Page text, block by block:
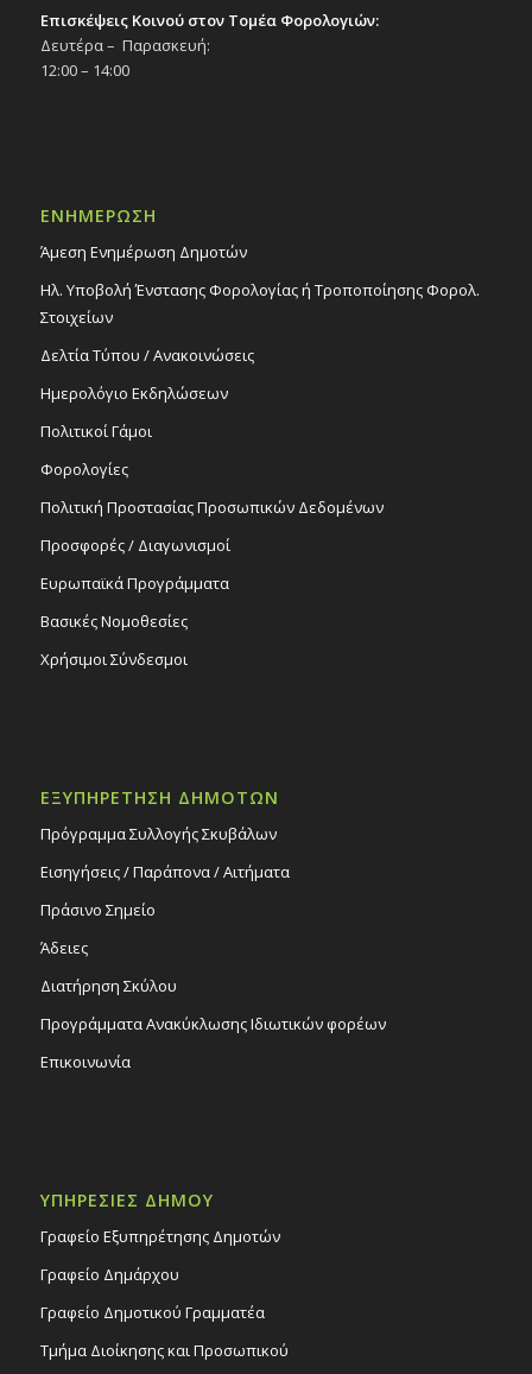
Επισκέψεις Κοινού στον Τομέα Φορολογιών:
Δευτέρα – Παρασκευή:
12:00 – 14:00
ΕΝΗΜΕΡΩΣΗ
Άμεση Ενημέρωση Δημοτών
Ηλ. Υποβολή Ένστασης Φορολογίας ή Τροποποίησης Φορολ.
Στοιχείων
Δελτία Τύπου / Ανακοινώσεις
Ημερολόγιο Εκδηλώσεων
Πολιτικοί Γάμοι
Φορολογίες
Πολιτική Προστασίας Προσωπικών Δεδομένων
Προσφορές / Διαγωνισμοί
Ευρωπαϊκά Προγράμματα
Βασικές Νομοθεσίες
Χρήσιμοι Σύνδεσμοι
ΕΞΥΠΗΡΕΤΗΣΗ ΔΗΜΟΤΩΝ
Πρόγραμμα Συλλογής Σκυβάλων
Εισηγήσεις / Παράπονα / Αιτήματα
Πράσινο Σημείο
Άδειες
Διατήρηση Σκύλου
Προγράμματα Ανακύκλωσης Ιδιωτικών φορέων
Επικοινωνία
ΥΠΗΡΕΣΙΕΣ ΔΗΜΟΥ
Γραφείο Εξυπηρέτησης Δημοτών
Γραφείο Δημάρχου
Γραφείο Δημοτικού Γραμματέα
Τμήμα Διοίκησης και Προσωπικού